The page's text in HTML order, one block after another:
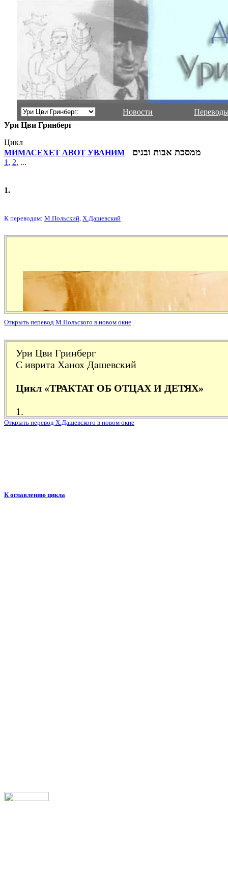
Новости
Ури Цви Гринберг
Цикл
МИМАСЕХЕТ АВОТ УВАНИМ
ממסכת אבות ובנים
1 , 2, ...
1.
К переводам: М.Польский Х.Дашевский
Открыть перевод М.Польского в новом окне
Открыть перевод Х.Дашевского в новом окне
К оглавлению цикла